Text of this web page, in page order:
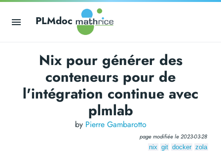
PLMdoc
Nix pour générer des
conteneurs pour de
l'intégration continue avec
plmlab
by Pierre Gambarotto
page modifiée le2023-03-28
nix git docker zola